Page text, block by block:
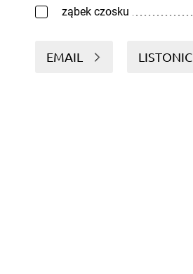
ząbek czosku
EMAIL LISTONIC